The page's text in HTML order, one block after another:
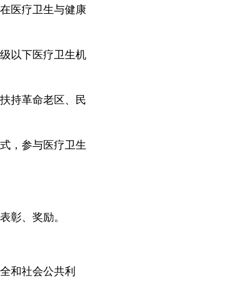
医疗卫生与健康
以下医疗卫生机
持革命老区、民
，参与医疗卫生
、奖励。
和社会公共利